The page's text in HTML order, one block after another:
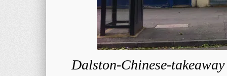
Dalston-Chinese-takeaway